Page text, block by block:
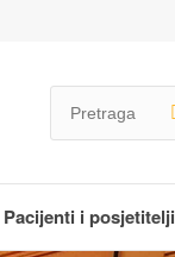
Pacijenti i posjetitelji